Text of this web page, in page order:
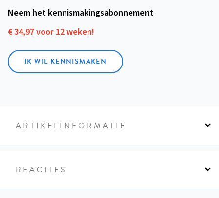
Neem het kennismakings­abonnement
€ 34,97 voor 12 weken!
IK WIL KENNISMAKEN
ARTIKELINFORMATIE
REACTIES